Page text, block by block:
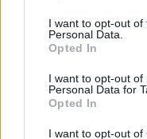
I want to opt-out of
Personal Data.
Opted In
I want to opt-out of
Personal Data for
Opted In
I want to opt-out of